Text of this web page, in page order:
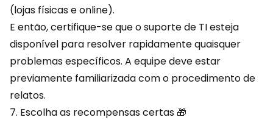
(lojas físicas e online).
E então, certifique-se que o suporte de TI esteja
disponível para resolver rapidamente quaisquer
problemas específicos. A equipe deve estar
previamente familiarizada com o procedimento de
relatos.
7. Escolha as recompensas certas 🎁